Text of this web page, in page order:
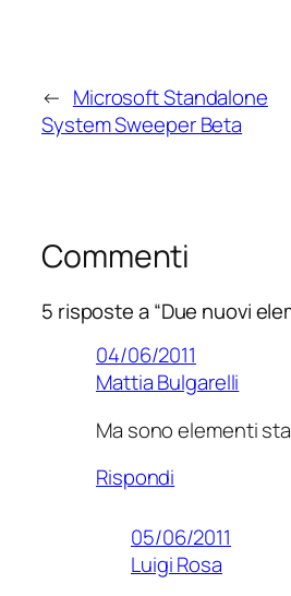
← Microsoft Standalone
System Sweeper Beta
Commenti
5 risposte a “Due nuovi
04/06/2011
Mattia Bulgarelli
Ma sono elementi
Rispondi
05/06/2011
Luigi Rosa